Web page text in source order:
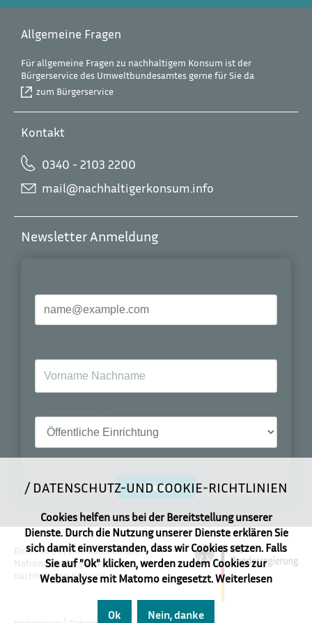
Allgemeine Fragen
Für allgemeine Fragen zu nachhaltigem Konsum ist der
Bürgerservice des Umweltbundesamtes gerne für Sie da
zum Bürgerservice
Kontakt
0340 - 2103 2200
mail@nachhaltigerkonsum.info
Newsletter Anmeldung
anmelden
Eine Initiative im Rahmen des
Nationalen Programms für
nachhaltigen Konsum
DATENSCHUTZ-UND COOKIE-RICHTLINIEN
Cookies helfen uns bei der Bereitstellung unserer
Dienste. Durch die Nutzung unserer Dienste erklären Sie
sich damit einverstanden, dass wir Cookies setzen. Falls
Sie auf "Ok" klicken, werden zudem Cookies zur
Webanalyse mit Matomo eingesetzt.Weiterlesen
Ok Nein, danke